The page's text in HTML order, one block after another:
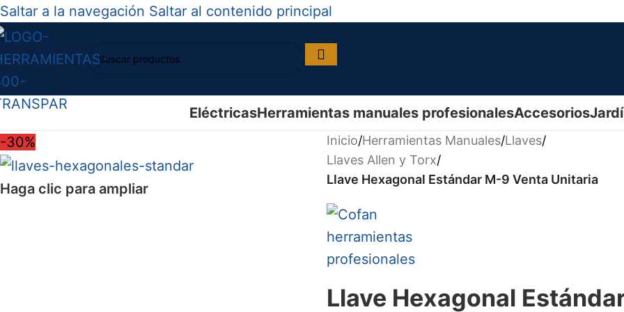
Saltar a la navegación Saltar al contenido principal
EléctricasHerramientas manuales profesionalesAccesorios
-30%
Haga clic para ampliar
Inicio/Herramientas Manuales/Llaves/
Llaves Allen y Torx/
Llave Hexagonal Estándar M-9 Venta Unitaria
Llave Hexagonal